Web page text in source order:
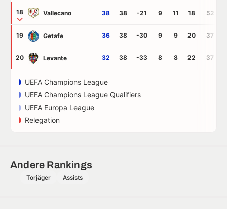
18 Vallecano 38 38 -21 9 11 18 52
19 Getafe 36 38 -30 9 9 20 37
20 Levante 32 38 -33 8 8 22 37
UEFA Champions League
UEFA Champions League Qualifiers
UEFA Europa League
Relegation
Andere Rankings
Torjäger Assists